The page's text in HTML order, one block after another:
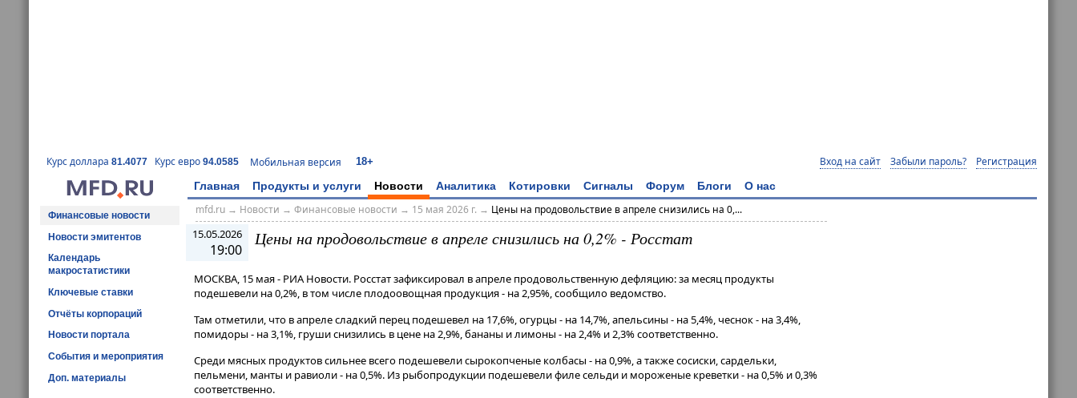
Курс доллара 81.4077 Курс евро 94.0585 Мобильная версия 18+ Вход на сайт Забыли пароль? Регистрация
Главная Продукты и услуги Новости Аналитика Котировки Сигналы Форум Блоги О нас
Финансовые новости
Новости эмитентов
Календарь
макростатистики
Ключевые ставки
Отчёты корпораций
Новости портала
События и мероприятия
Доп. материалы
mfd.ru→ Новости → Финансовые новости → 15 мая 2026 г. → Цены на продовольствие в апреле снизились на 0,...
15.05.2026
19:00
Цены на продовольствие в апреле снизились на 0,2% - Росстат
МОСКВА, 15 мая - РИА Новости. Росстат зафиксировал в апреле продовольственную дефляцию: за месяц продукты
подешевели на 0,2%, в том числе плодоовощная продукция - на 2,95%, сообщило ведомство.
Там отметили, что в апреле сладкий перец подешевел на 17,6%, огурцы - на 14,7%, апельсины - на 5,4%, чеснок - на 3,4%,
помидоры - на 3,1%, груши снизились в цене на 2,9%, бананы и лимоны - на 2,4% и 2,3% соответственно​​​.
Среди мясных продуктов сильнее всего подешевели сырокопченые колбасы - на 0,9%, а также сосиски, сардельки,
пельмени, манты и равиоли - на 0,5%. Из рыбопродукции подешевели филе сельди и мороженые креветки - на 0,5% и 0,3%
соответственно.